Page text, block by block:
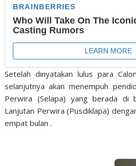
Setelah dinyatakan lulus para
selanjutnya akan menempuh
Perwira (Selapa) yang berada di
Lanjutan Perwira (Pusdiklapa)
empat bulan .